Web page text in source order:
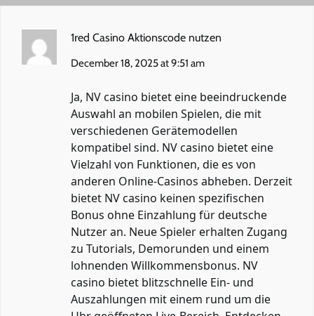
1red Casino Aktionscode nutzen
December 18, 2025 at 9:51 am
Ja, NV casino bietet eine beeindruckende
Auswahl an mobilen Spielen, die mit
verschiedenen Gerätemodellen
kompatibel sind. NV casino bietet eine
Vielzahl von Funktionen, die es von
anderen Online-Casinos abheben. Derzeit
bietet NV casino keinen spezifischen
Bonus ohne Einzahlung für deutsche
Nutzer an. Neue Spieler erhalten Zugang
zu Tutorials, Demorunden und einem
lohnenden Willkommensbonus. NV
casino bietet blitzschnelle Ein- und
Auszahlungen mit einem rund um die